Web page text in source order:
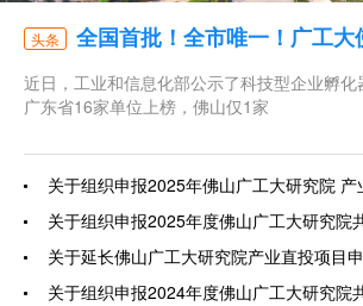
头条 全国首批！全市唯一！广工大佛山研究
近日，工业和信息化部公示了科技型企业孵化
广东省16家单位上榜，佛山仅1家
关于组织申报2025年佛山广工大研究院
关于组织申报2025年度佛山广工大研究院共建研
关于延长佛山广工大研究院产业直投项目
关于组织申报2024年度佛山广工大研究院共建研